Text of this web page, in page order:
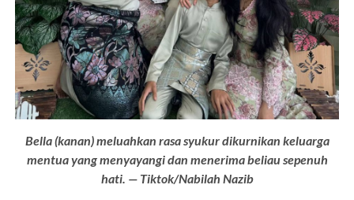
Bella (kanan) meluahkan rasa syukur dikurnikan keluarga
mentua yang menyayangi dan menerima beliau sepenuh
hati. — Tiktok/Nabilah Nazib